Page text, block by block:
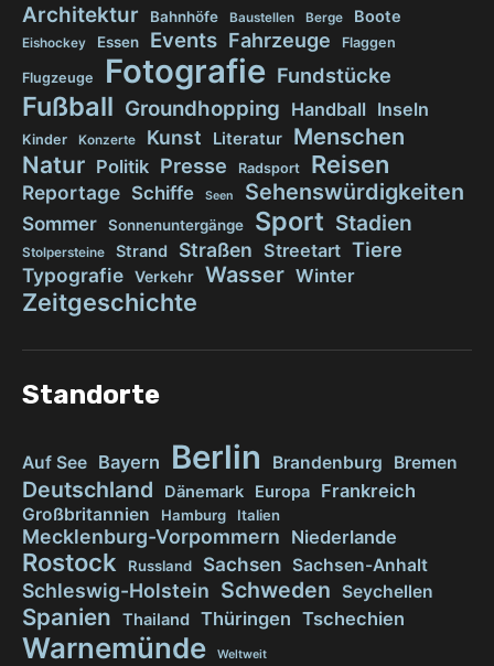
Architektur Bahnhöfe Baustellen Berge Boote
Eishockey Essen Events Fahrzeuge Flaggen
Flugzeuge Fotografie Fundstücke
Fußball Groundhopping Handball Inseln
Kinder Konzerte Kunst Literatur Menschen
Natur Politik Presse Radsport Reisen
Reportage Schiffe Seen Sehenswürdigkeiten
Sommer Sonnenuntergänge Sport Stadien
Stolpersteine Strand Straßen Streetart Tiere
Typografie Verkehr Wasser Winter
Zeitgeschichte
Standorte
Auf See Bayern Berlin Brandenburg Bremen
Deutschland Dänemark Europa Frankreich
Großbritannien Hamburg Italien
Mecklenburg-Vorpommern Niederlande
Rostock Russland Sachsen Sachsen-Anhalt
Schleswig-Holstein Schweden Seychellen
Spanien Thailand Thüringen Tschechien
Warnemünde Weltweit